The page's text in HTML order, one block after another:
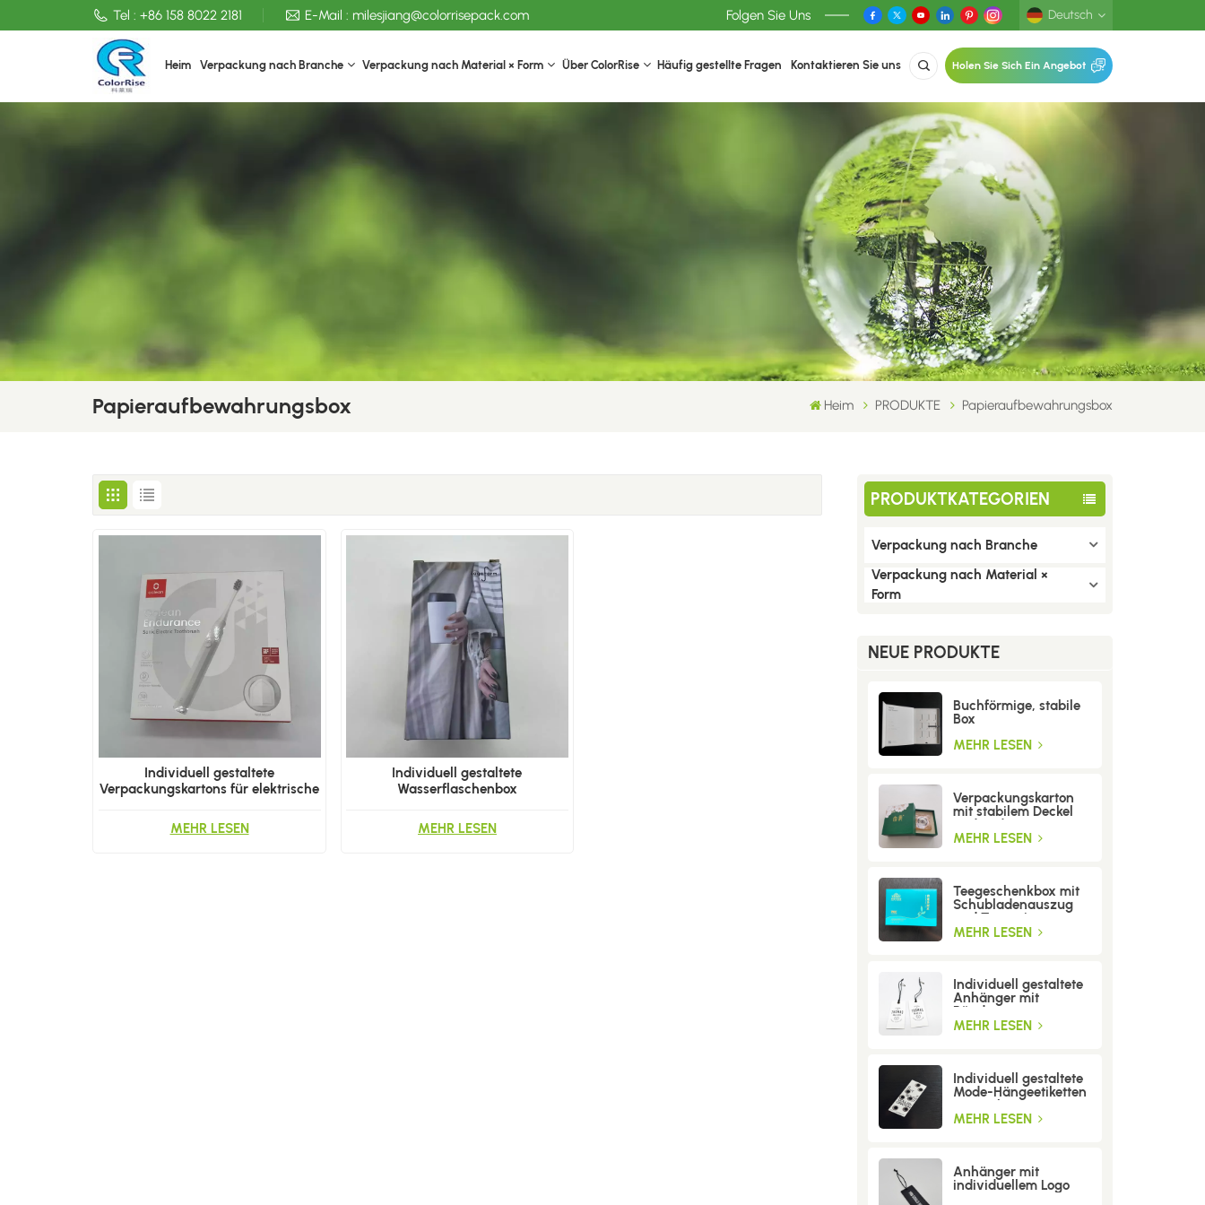
Tel : +86 158 8022 2181 E-Mail : milesjiang@colorrisepack.com Folgen Sie Uns Deutsch
Deutsch
Heim Verpackung nach Branche Verpackung nach Material × Form Über ColorRise Häufig gestellte Fragen Kontaktieren Sie uns Holen Sie Sich Ein Angebot
Papieraufbewahrungsbox Heim PRODUKTE Papieraufbewahrungsbox
Individuell gestaltete
Verpackungskartons für elektrische
MEHR LESEN
Individuell gestaltete
Wasserflaschenbox
MEHR LESEN
PRODUKTKATEGORIEN
Verpackung nach Branche
Verpackung nach Material ×
Form
NEUE PRODUKTE
Buchförmige, stabile
Box
MEHR LESEN
Verpackungskarton
mit stabilem Deckel
und Boden
MEHR LESEN
Teegeschenkbox mit
Schubladenauszug
und Trenneinsatz
MEHR LESEN
Individuell gestaltete
Anhänger mit
Bändern
MEHR LESEN
Individuell gestaltete
Mode-Hängeetiketten
mit Löchern
MEHR LESEN
Anhänger mit
individuellem Logo